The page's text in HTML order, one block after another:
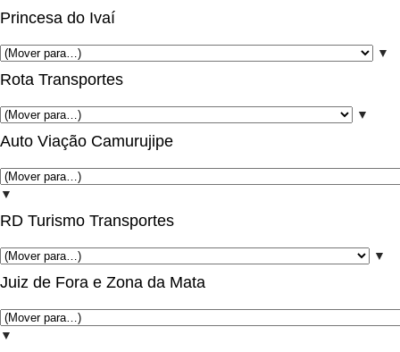
Princesa do Ivaí
▼
Rota Transportes
▼
Auto Viação Camurujipe
▼
RD Turismo Transportes
▼
Juiz de Fora e Zona da Mata
▼